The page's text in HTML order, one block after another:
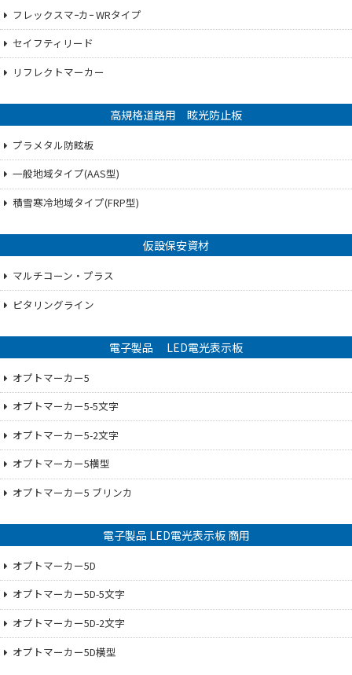
フレックスマｰカｰ WRタイプ
セイフティリード
リフレクトマーカー
高規格道路用 眩光防止板
プラメタル防眩板
一般地域タイプ(AAS型)
積雪寒冷地域タイプ(FRP型)
仮設保安資材
マルチコーン・プラス
ピタリングライン
電子製品 LED電光表示板
オプトマーカー5
オプトマーカー5-5文字
オプトマーカー5-2文字
オプトマーカー5横型
オプトマーカー5 ブリンカ
電子製品 LED電光表示板 商用
オプトマーカー5D
オプトマーカー5D-5文字
オプトマーカー5D-2文字
オプトマーカー5D横型